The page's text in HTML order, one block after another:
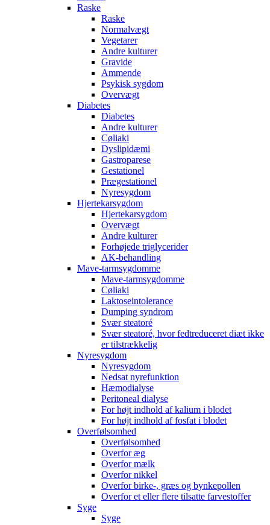
Raske
Raske
Normalvægt
Vegetarer
Andre kulturer
Gravide
Ammende
Psykisk sygdom
Overvægt
Diabetes
Diabetes
Andre kulturer
Cøliaki
Dyslipidæmi
Gastroparese
Gestationel
Prægestationel
Nyresygdom
Hjertekarsygdom
Hjertekarsygdom
Overvægt
Andre kulturer
Forhøjede triglycerider
AK-behandling
Mave-tarmsygdomme
Mave-tarmsygdomme
Cøliaki
Laktoseintolerance
Dumping syndrom
Svær steatoré
Svær steatoré, hvor fedtreduceret diæt ikke
er tilstrækkelig
Nyresygdom
Nyresygdom
Nedsat nyrefunktion
Hæmodialyse
Peritoneal dialyse
For højt indhold af kalium i blodet
For højt indhold af fosfat i blodet
Overfølsomhed
Overfølsomhed
Overfor æg
Overfor mælk
Overfor nikkel
Overfor birke-, græs og bynkepollen
Overfor et eller flere tilsatte farvestoffer
Syge
Syge